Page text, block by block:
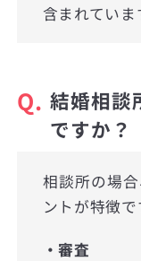
含まれていま
Q. 結婚相談
ですか？
相談所の場
ントが特徴で
・審査